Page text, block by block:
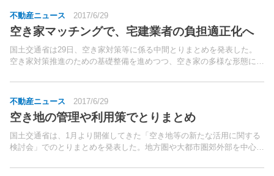
不動産ニュース 2017/6/29
空き家マッチングで、宅建業者の負担適正化へ
国土交通省は29日、空き家対策等に係る中間とりまとめを発表した。
空き家対策推進のための基礎整備を進めつつ、空き家の多様な形態に合
で、その中でも「再生・流通」の活性化に向けた環境整備を...
不動産ニュース 2017/6/29
空き地の管理や利用策でとりまとめ
国土交通省は、1月より開催してきた「空き地等の新たな活用に関する
検討会」でのとりまとめを発表した。地方圏や大都市圏郊外部を中心に
政、地域コミュニティによる適正な管理や利用を促す方策...